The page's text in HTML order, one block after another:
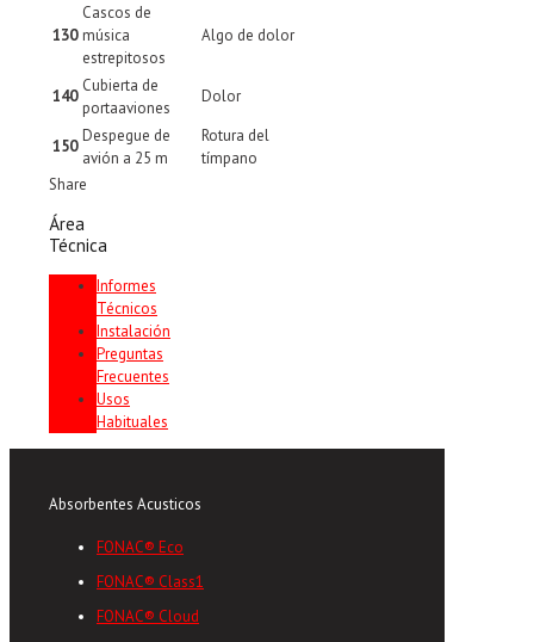
130
Cascos de
música
estrepitosos
Algo de dolor
140
Cubierta de
portaaviones
Dolor
150
Despegue de
avión a 25 m
Rotura del
tímpano
Share
Área
Técnica
Informes
Técnicos
Instalación
Preguntas
Frecuentes
Usos
Habituales
Absorbentes Acusticos
FONAC® Eco
FONAC® Class1
FONAC® Cloud